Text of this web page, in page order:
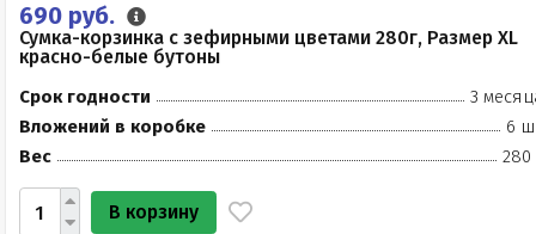
690 руб.
Сумка-корзинка с зефирными цветами 280г, Размер XL
красно-белые бутоны
Срок годности
3
Вложений в коробке
6
Вес
280
В корзину